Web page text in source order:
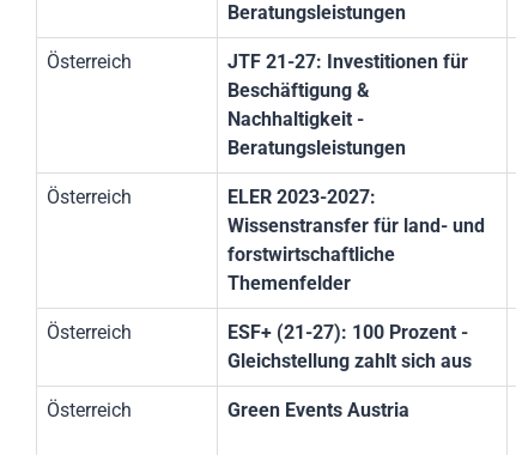
Beratungsleistungen
Österreich
JTF 21-27: Investitionen für
Beschäftigung &
Nachhaltigkeit -
Beratungsleistungen
Österreich
ELER 2023-2027:
Wissenstransfer für land- und
forstwirtschaftliche
Themenfelder
Österreich
ESF+ (21-27): 100 Prozent -
Gleichstellung zahlt sich aus
Österreich Green Events Austria